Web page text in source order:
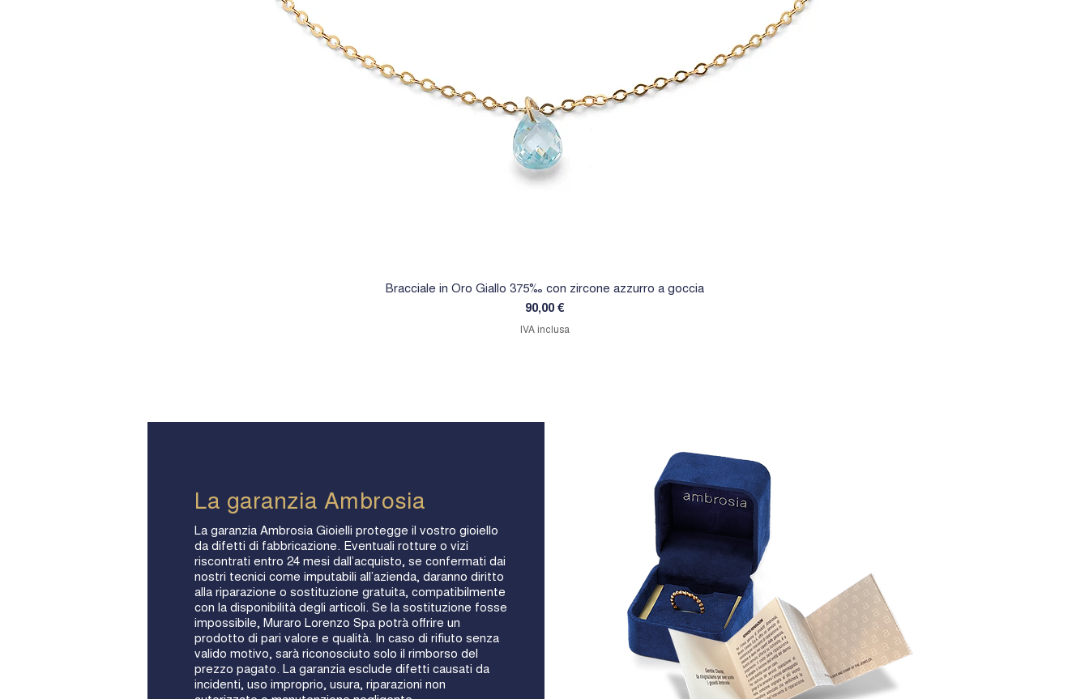
Bracciale in Oro Giallo 375‰ con zircone azzurro a goccia
Prezzo
90,00 €
IVA inclusa
La garanzia Ambrosia
La garanzia Ambrosia Gioielli protegge il vostro gioiello
da difetti di fabbricazione. Eventuali rotture o vizi
riscontrati entro 24 mesi dall’acquisto, se confermati dai
nostri tecnici come imputabili all’azienda, daranno diritto
alla riparazione o sostituzione gratuita, compatibilmente
con la disponibilità degli articoli. Se la sostituzione fosse
impossibile, Muraro Lorenzo Spa potrà offrire un
prodotto di pari valore e qualità. In caso di rifiuto senza
valido motivo, sarà riconosciuto solo il rimborso del
prezzo pagato. La garanzia esclude difetti causati da
incidenti, uso improprio, usura, riparazioni non